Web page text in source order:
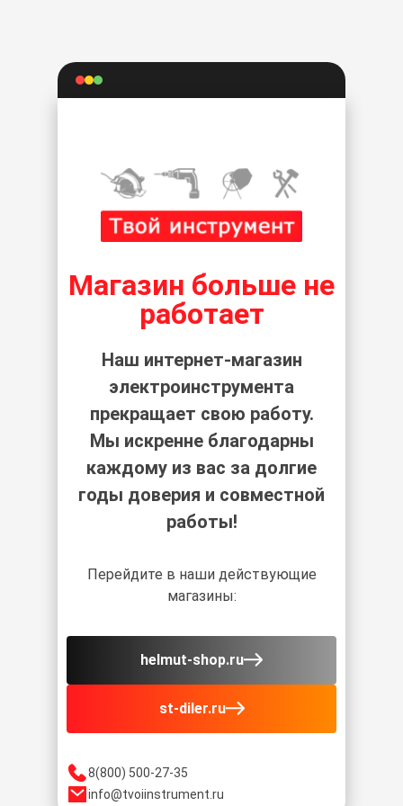
8(800) 500-27-35
info@tvoiinstrument.ru
Магазин больше не
работает
Наш интернет-магазин
электроинструмента
прекращает свою работу.
Мы искренне благодарны
каждому из вас за долгие
годы доверия и совместной
работы!
Перейдите в наши действующие
магазины:
helmut-shop.ru
st-diler.ru